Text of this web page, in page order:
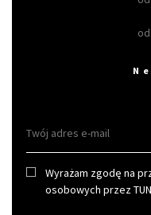
Wyrażam zgodę na
osobowych przez